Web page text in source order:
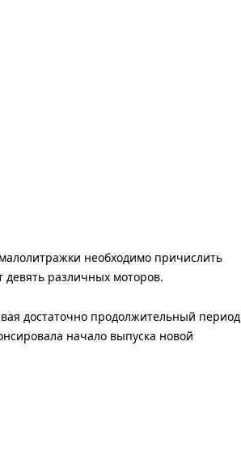
необходимо причислить
девять различных моторов.
достаточно продолжительный период
начало выпуска новой